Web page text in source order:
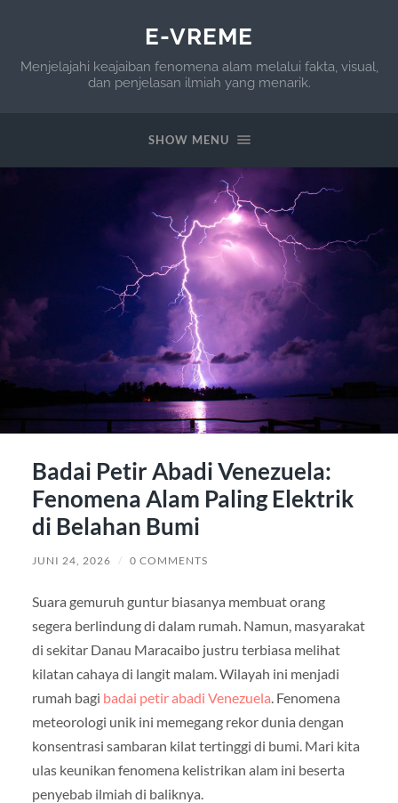
E-VREME
Menjelajahi keajaiban fenomena alam melalui fakta, visual,
dan penjelasan ilmiah yang menarik.
SHOW MENU
Badai Petir Abadi Venezuela:
Fenomena Alam Paling Elektrik
di Belahan Bumi
JUNI 24, 2026 / 0 COMMENTS
Suara gemuruh guntur biasanya membuat orang
segera berlindung di dalam rumah. Namun, masyarakat
di sekitar Danau Maracaibo justru terbiasa melihat
kilatan cahaya di langit malam. Wilayah ini menjadi
rumah bagi badai petir abadi Venezuela . Fenomena
meteorologi unik ini memegang rekor dunia dengan
konsentrasi sambaran kilat tertinggi di bumi. Mari kita
ulas keunikan fenomena kelistrikan alam ini beserta
penyebab ilmiah di baliknya.